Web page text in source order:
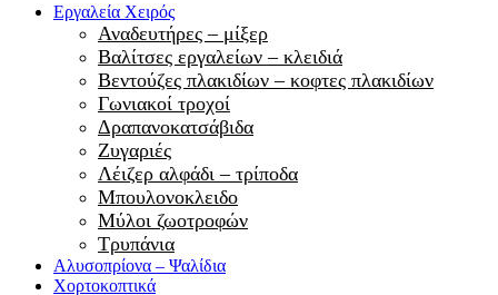
Εργαλεία Χειρός
Αναδευτήρες – μίξερ
Βαλίτσες εργαλείων – κλειδιά
Βεντούζες πλακιδίων – κοφτες πλακιδίων
Γωνιακοί τροχοί
Δραπανοκατσάβιδα
Ζυγαριές
Λέιζερ αλφάδι – τρίποδα
Μπουλονοκλειδο
Μύλοι ζωοτροφών
Τρυπάνια
Αλυσοπρίονα – Ψαλίδια
Χορτοκοπτικά